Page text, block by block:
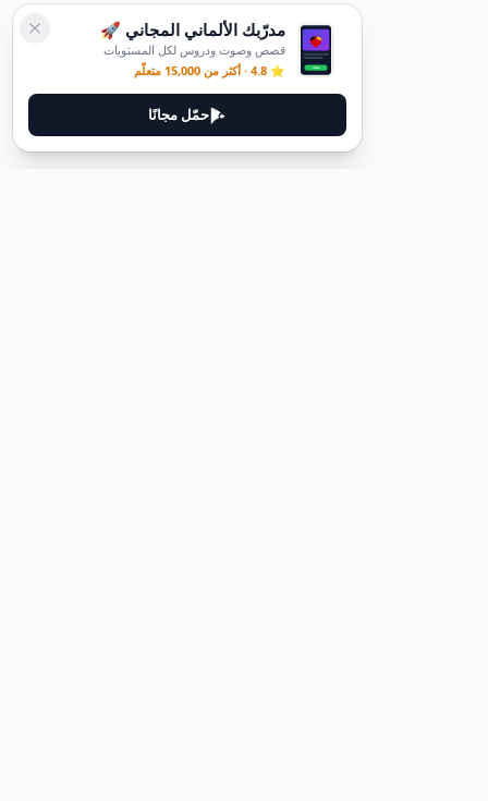
مدرّبك الألماني المجاني 🚀
قصص وصوت ودروس لكل المستويات
⭐ 4.8 · أكثر من 15,000 متعلّم
حمّل مجانًا